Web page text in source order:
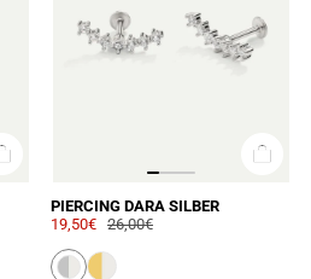
PIERCING DARA SILBER
19,50€ 26,00€